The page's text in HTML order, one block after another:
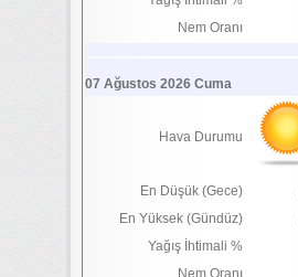
Nem Oranı
07 Ağustos 2026 Cuma
Hava Durumu
En Düşük (Gece)
En Yüksek (Gündüz)
Yağış İhtimali %
Nem Oranı